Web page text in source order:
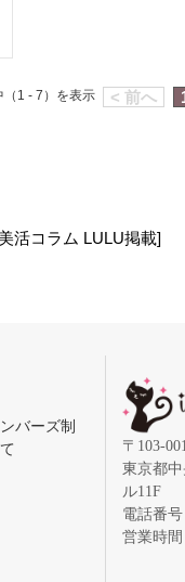
< 前へ
（1 - 7）を表示
活コラム LULU掲載]
バーズ制
〒103-
東京都
ル11F
電話番号
営業時間